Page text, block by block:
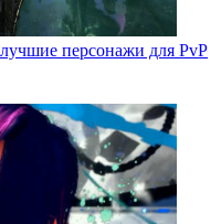
персонажи для PvP